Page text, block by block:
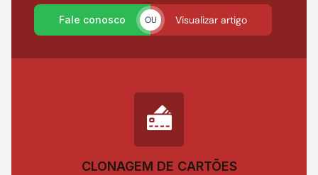
Fale conosco OU Visualizar artigo
CLONAGEM DE CARTÕES